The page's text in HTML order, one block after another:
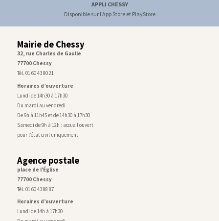
APPLI CHESSY
Disponible sur l'App Store et PlayStore
Mairie de Chessy
32, rue Charles de Gaulle
77700 Chessy
Tél. 01 60 43 80 21
Horaires d’ouverture
Lundi de 14h30 à 17h30
Du mardi au vendredi
De 9h à 11h45 et de 14h30 à 17h30
Samedi de 9h à 12h : accueil ouvert
pour l’état civil uniquement
Agence postale
place de l’Église
77700 Chessy
Tél. 01 60 43 88 87
Horaires d’ouverture
Lundi de 14h à 17h30